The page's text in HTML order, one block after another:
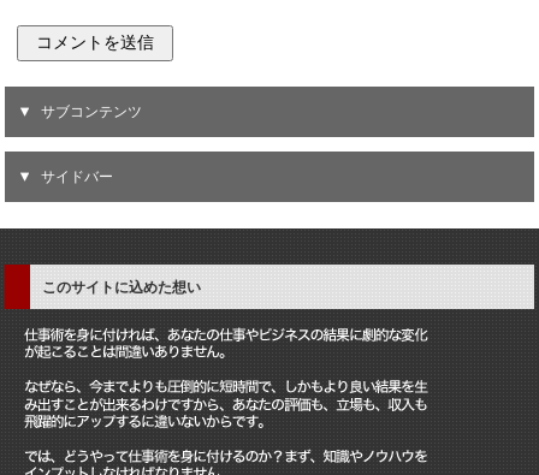
サブコンテンツ
サイドバー
このサイトに込めた想い